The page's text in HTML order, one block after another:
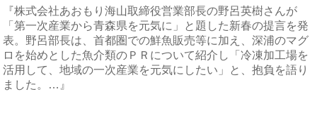
『株式会社あおもり海山取締役営業部長の野呂英樹さんが
「第一次産業から青森県を元気に」と題した新春の提言を発
表。野呂部長は、首都圏での鮮魚販売等に加え、深浦のマグ
ロを始めとした魚介類のＰＲについて紹介し「冷凍加工場を
活用して、地域の一次産業を元気にしたい」と、抱負を語り
ました。…』